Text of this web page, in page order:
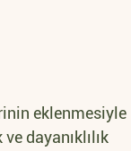
eklenmesiyle
dayanıklılık